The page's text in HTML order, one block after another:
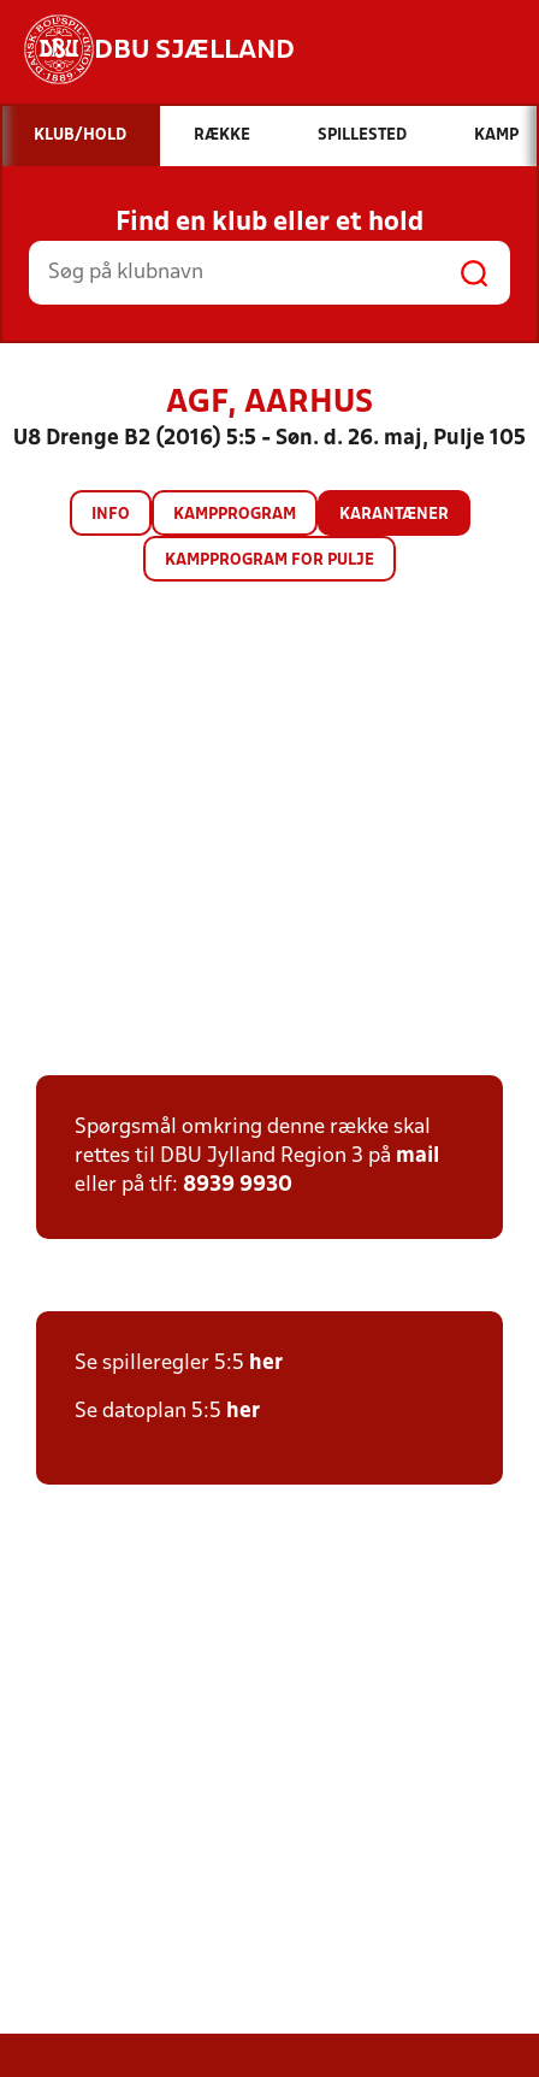
DBU SJÆLLAND
Hvad vil du søge efter?
INDHOLD OG NYHEDER
STILLINGER, RESULTATER, KLUBBER OG
HOLD
KLUB/HOLD RÆKKE SPILLESTED KAMP
Find en klub eller et hold
AGF, AARHUS
U8 Drenge B2 (2016) 5:5 - Søn. d. 26. maj, Pulje 105
INFO KAMPPROGRAM KARANTÆNER
KAMPPROGRAM FOR PULJE
Spørgsmål omkring denne række skal
rettes til DBU Jylland Region 3 på mail
eller på tlf: 8939 9930
Se spilleregler 5:5 her
Se datoplan 5:5 her